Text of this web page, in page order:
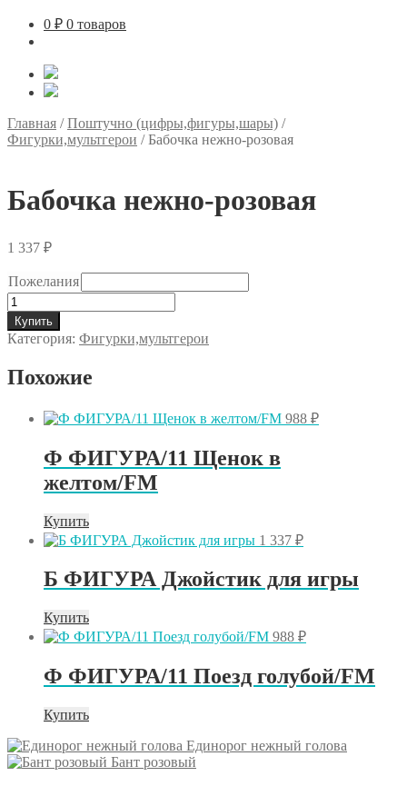
0 ₽ 0 товаров
Главная /Поштучно (цифры,фигуры,шары) /
Фигурки,мультгерои /Бабочка нежно-розовая
Бабочка нежно-розовая
1 337 ₽
Пожелания
Количество
товара
Бабочка
нежно-
Купить
Категория: Фигурки,мультгерои
Похожие
988 ₽
Ф ФИГУРА/11 Щенок в
желтом/FM
Купить
1 337 ₽
Б ФИГУРА Джойстик для игры
Купить
988 ₽
Ф ФИГУРА/11 Поезд голубой/FM
Купить
Единорог нежный голова
Бант розовый